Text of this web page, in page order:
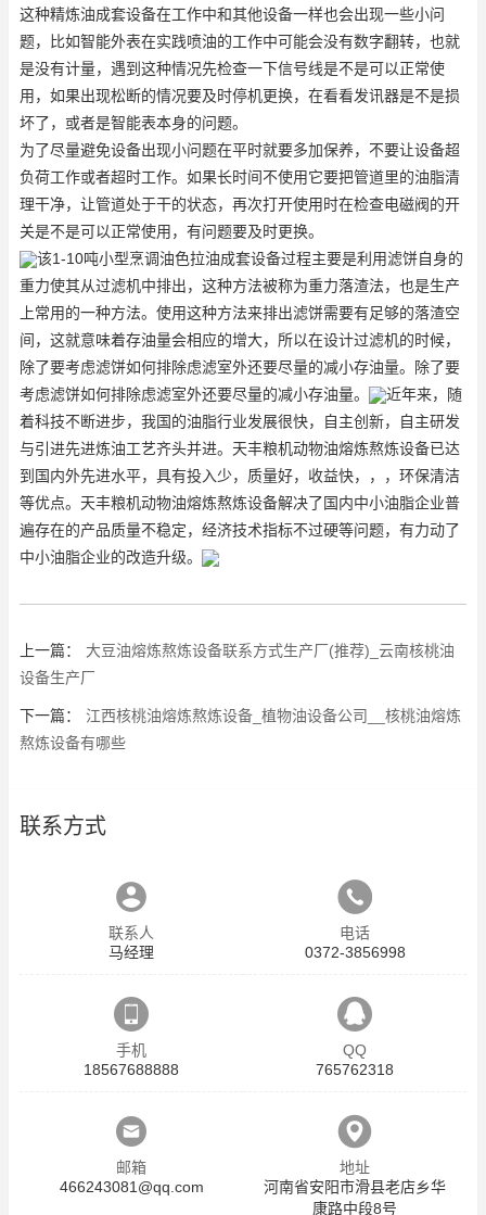
这种精炼油成套设备在工作中和其他设备一样也会出现一些小问
题，比如智能外表在实践喷油的工作中可能会没有数字翻转，也就
是没有计量，遇到这种情况先检查一下信号线是不是可以正常使
用，如果出现松断的情况要及时停机更换，在看看发讯器是不是损
坏了，或者是智能表本身的问题。
为了尽量避免设备出现小问题在平时就要多加保养，不要让设备超
负荷工作或者超时工作。如果长时间不使用它要把管道里的油脂清
理干净，让管道处于干的状态，再次打开使用时在检查电磁阀的开
关是不是可以正常使用，有问题要及时更换。
该1-10吨小型烹调油色拉油成套设备过程主要是利用滤饼自身的
重力使其从过滤机中排出，这种方法被称为重力落渣法，也是生产
上常用的一种方法。使用这种方法来排出滤饼需要有足够的落渣空
间，这就意味着存油量会相应的增大，所以在设计过滤机的时候，
除了要考虑滤饼如何排除虑滤室外还要尽量的减小存油量。除了要
考虑滤饼如何排除虑滤室外还要尽量的减小存油量。
近年来，随
着科技不断进步，我国的油脂行业发展很快，自主创新，自主研发
与引进先进炼油工艺齐头并进。天丰粮机动物油熔炼熬炼设备已达
到国内外先进水平，具有投入少，质量好，收益快，，，环保清洁
等优点。天丰粮机动物油熔炼熬炼设备解决了国内中小油脂企业普
遍存在的产品质量不稳定，经济技术指标不过硬等问题，有力动了
中小油脂企业的改造升级。
上一篇：
大豆油熔炼熬炼设备联系方式生产厂(推荐)_云南核桃油
设备生产厂
下一篇：
江西核桃油熔炼熬炼设备_植物油设备公司__核桃油熔炼
熬炼设备有哪些
联系方式
联系人
马经理
电话
0372-3856998
手机
18567688888
QQ
765762318
邮箱
466243081@qq.com
地址
河南省安阳市滑县老店乡华
康路中段8号